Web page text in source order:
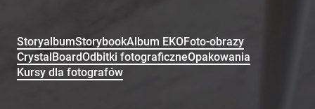
StoryalbumStorybookAlbum EKOFoto-obrazy
CrystalBoardOdbitki fotograficzneOpakowania
Kursy dla fotografów